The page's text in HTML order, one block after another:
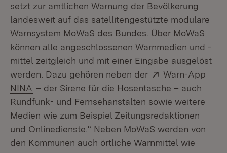
setzt zur amtlichen Warnung der Bevölkerung
landesweit auf das satellitengestützte modulare
Warnsystem MoWaS des Bundes. Über MoWaS
können alle angeschlossenen Warnmedien und -
mittel zeitgleich und mit einer Eingabe ausgelöst
werden. Dazu gehören neben der
Extern:
Warn-App
NINA (Öffnet in neuem Fenster)
– der Sirene für die Hosentasche – auch
Rundfunk- und Fernsehanstalten sowie weitere
Medien wie zum Beispiel Zeitungsredaktionen
und Onlinedienste.“ Neben MoWaS werden von
den Kommunen auch örtliche Warnmittel wie